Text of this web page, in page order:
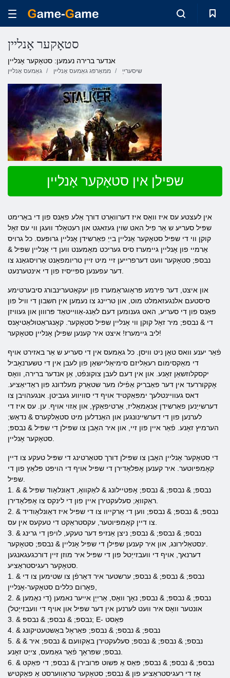
סטאָקער אָנליין
אנדער ברירה נעמען: סטאָקער אָנליין
גאַמעס אָנליין ממאָרפּג גאַמעס אָנליין שיסערייַ
שפּילן אין סטאָקער אָנליין
אין לעצטע עס איז וואָס איז דערוואַרט דורך אַלע פאַנס פון די באַרימט
שפּיל סעריע ש אַר פיל האט שוין געזאגט און רעטאָלד וועגן ווי עס זאָל
קוקן ווי די שפּיל סטאָקער אָנליין בייַ פאַרשידן אָנליין גרופּעס. כל גרויס
אַרמיי פון אָנליין גיימערז סיס געריכט מאָמענט ווען די אָנליין שפּיל &
נבספּ; סטאָקער וועט דערפרייען זיי מיט זיין טריומפאַנט אַרויסגאַנג צו
און איצט, דער פירמע פּראָוגראַמערז פון יעקאַטערינבורג סיבערטימע
סיסטעם אלנגעזאמלט מוט, און טריינג צו נעמען אין חשבון די וויל פון
פאַנס פון די סעריע, האט גענומען דעם לאַנג-אַווייטאַד פּרווון און געוויזן
די & נבספּ; מיר זאָל קוקן ווי אָנליין שפּיל סטאָקער. קאָנגראַטולאַטיאָנס
ליב גיימערז! איצט איר קענען שפּילן אָנליין סטאָקער!
פֿאַר יענע וואס טאָן ניט וויסן. כל גאַמעס אין די סעריע ש אַר באזירט אויף
די מאַקסימום רעאַליזם סימיאַליישאַן פון לעבן אין די טשערנאָביל
יקסקלוזשאַן זאָנע. און אין דעם לעבן צוקונפֿט, אַן אנדער ברירה, וואָס
אָקקוררעד אין דער פאַבריק אַפֿילו מער שטאַרק מעלדונג פון ראַדיאַציע.
דאס געוויינטלעך ימפּאַקטיד אויף די סוויווע געביטן. אנגעהויבן צו
דערשייַנען פאַרשידן אַנאַמאַליז, אַרטיפאַקץ, און אַזוי אויף. ען. עס איז די
לערנען פון די דערשיינונגען און האַנדלען מיט סטאַלקערס & נדאַש;
הערמיץ זאָנע. פֿאַר איין פון זיי, און איר האָבן צו שפּילן די שפּיל & נבספּ;
די סטאָקער אָנליין האָבן צו שפּילן דורך סטאַרטינג די שפּיל טעקע צו דיין
קאָמפּיוטער. איר קענען אָפּלאָדירן די שפּיל אויף די הויפּט פּלאַץ פון די
1. & נבספּ; & נבספּ; & נבספּ; אָפּטיילונג & לאַקוואָ, דאַונלאָוד שפּיל &
2. & נבספּ; & נבספּ; & נבספּ; ווען די אַרקייוו צו די שפּיל איז דאַונלאָודיד
3. & נבספּ; & נבספּ; & נבספּ; ניצן אַנזיפּ דער טעקע, לויפן די גרינג
דערנאך, אויף די וועבזייַטל פון די שפּיל איר מוזן זיין דורכגעגאנגען
1. & נבספּ; & נבספּ; & נבספּ; ערשטער איר דאַרפֿן צו שטימען צו די
2. & נבספּ; & נבספּ; & נבספּ; נאָך וואָס, אַרייַן אייער נאמען (די נאָמען
אונטער וואָס איר וועט לערנען אין דער שפּיל און אויף די וועבזייַטל)
3. & נבספּ; & נבספּ; & נבספּ; E- פּאָסט
4. & נבספּ; & נבספּ; & נבספּ; פּאַראָל באַשטעטיקונג
5. & נבספּ; & נבספּ; & נבספּ; סעלעקטירן באַקוועם & נבספּ; איר &
6. & נבספּ; & נבספּ; & נבספּ; פּאַס אַ פּשוט פּרובירן & נבספּ; די פאַקט
אַז די רעגיסטראַציע פון ​​& נבספּ; סטאָקער טראַווערסט אַ פאַקטיש